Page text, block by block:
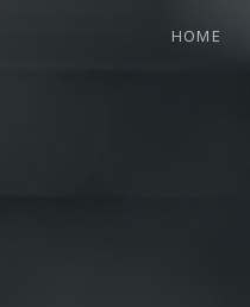
HOME